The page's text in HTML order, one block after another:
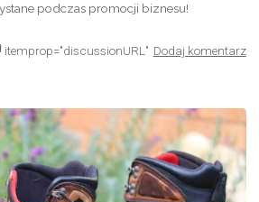
podczas promocji biznesu!
itemprop="discussionURL" Dodaj komentarz